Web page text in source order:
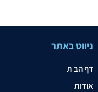
ניווט באתר
דף הבית
אודות